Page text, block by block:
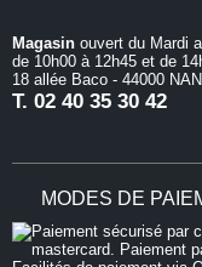
Magasin ouvert du Mardi
de 10h00 à 12h45 et de
18 allée Baco - 44000
T. 02 40 35 30 42
MODES DE